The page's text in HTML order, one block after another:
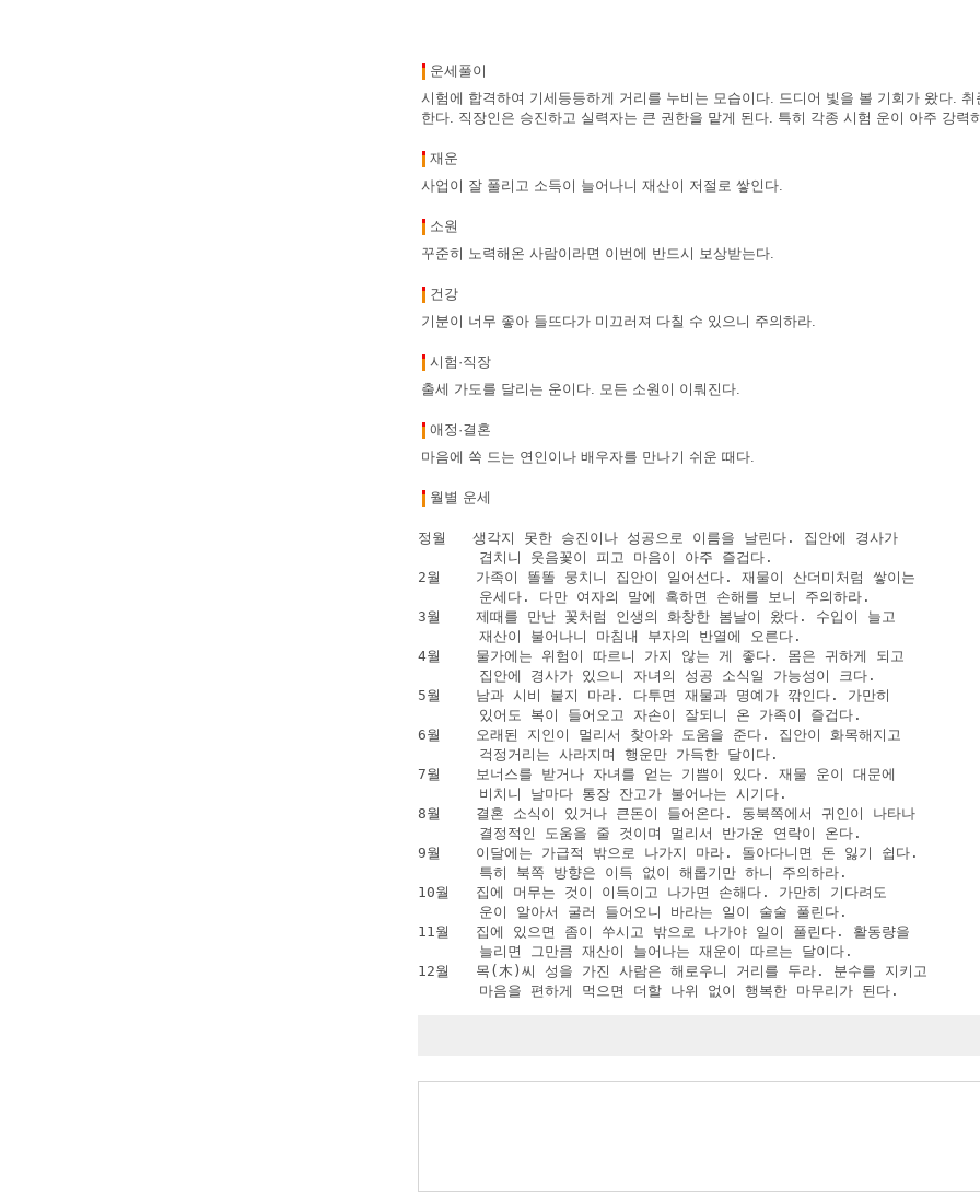
운세풀이
시험에 합격하여 기세등등하게 거리를 누비는 모습이다. 드디어 빛을 볼 기회가 왔다.
한다. 직장인은 승진하고 실력자는 큰 권한을 맡게 된다. 특히 각종 시험 운이 아주 강력
재운
사업이 잘 풀리고 소득이 늘어나니 재산이 저절로 쌓인다.
소원
꾸준히 노력해온 사람이라면 이번에 반드시 보상받는다.
건강
기분이 너무 좋아 들뜨다가 미끄러져 다칠 수 있으니 주의하라.
시험·직장
출세 가도를 달리는 운이다. 모든 소원이 이뤄진다.
애정·결혼
마음에 쏙 드는 연인이나 배우자를 만나기 쉬운 때다.
월별 운세
정월   생각지 못한 승진이나 성공으로 이름을 날린다. 집안에 경사가
       겹치니 웃음꽃이 피고 마음이 아주 즐겁다.
2월    가족이 똘똘 뭉치니 집안이 일어선다. 재물이 산더미처럼 쌓이는
       운세다. 다만 여자의 말에 혹하면 손해를 보니 주의하라.
3월    제때를 만난 꽃처럼 인생의 화창한 봄날이 왔다. 수입이 늘고
       재산이 불어나니 마침내 부자의 반열에 오른다.
4월    물가에는 위험이 따르니 가지 않는 게 좋다. 몸은 귀하게 되고
       집안에 경사가 있으니 자녀의 성공 소식일 가능성이 크다.
5월    남과 시비 붙지 마라. 다투면 재물과 명예가 깎인다. 가만히
       있어도 복이 들어오고 자손이 잘되니 온 가족이 즐겁다.
6월    오래된 지인이 멀리서 찾아와 도움을 준다. 집안이 화목해지고
       걱정거리는 사라지며 행운만 가득한 달이다.
7월    보너스를 받거나 자녀를 얻는 기쁨이 있다. 재물 운이 대문에
       비치니 날마다 통장 잔고가 불어나는 시기다.
8월    결혼 소식이 있거나 큰돈이 들어온다. 동북쪽에서 귀인이 나타나
       결정적인 도움을 줄 것이며 멀리서 반가운 연락이 온다.
9월    이달에는 가급적 밖으로 나가지 마라. 돌아다니면 돈 잃기 쉽다.
       특히 북쪽 방향은 이득 없이 해롭기만 하니 주의하라.
10월   집에 머무는 것이 이득이고 나가면 손해다. 가만히 기다려도
       운이 알아서 굴러 들어오니 바라는 일이 술술 풀린다.
11월   집에 있으면 좀이 쑤시고 밖으로 나가야 일이 풀린다. 활동량을
       늘리면 그만큼 재산이 늘어나는 재운이 따르는 달이다.
12월   목(木)씨 성을 가진 사람은 해로우니 거리를 두라. 분수를 지키고
       마음을 편하게 먹으면 더할 나위 없이 행복한 마무리가 된다.